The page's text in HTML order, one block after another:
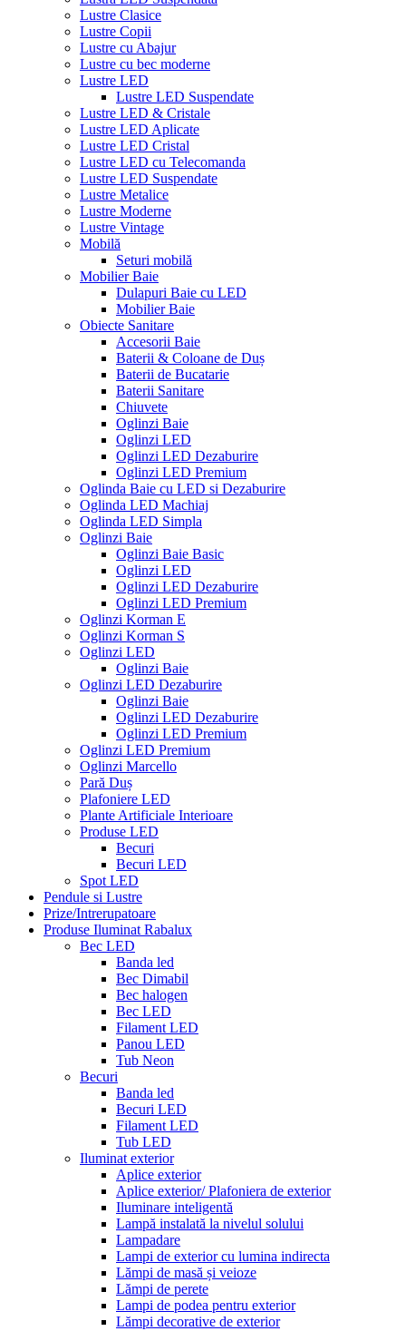
Lustre Clasice
Lustre Copii
Lustre cu Abajur
Lustre cu bec moderne
Lustre LED
Lustre LED Suspendate
Lustre LED & Cristale
Lustre LED Aplicate
Lustre LED Cristal
Lustre LED cu Telecomanda
Lustre LED Suspendate
Lustre Metalice
Lustre Moderne
Lustre Vintage
Mobilă
Seturi mobilă
Mobilier Baie
Dulapuri Baie cu LED
Mobilier Baie
Obiecte Sanitare
Accesorii Baie
Baterii & Coloane de Duș
Baterii de Bucatarie
Baterii Sanitare
Chiuvete
Oglinzi Baie
Oglinzi LED
Oglinzi LED Dezaburire
Oglinzi LED Premium
Oglinda Baie cu LED si Dezaburire
Oglinda LED Machiaj
Oglinda LED Simpla
Oglinzi Baie
Oglinzi Baie Basic
Oglinzi LED
Oglinzi LED Dezaburire
Oglinzi LED Premium
Oglinzi Korman E
Oglinzi Korman S
Oglinzi LED
Oglinzi Baie
Oglinzi LED Dezaburire
Oglinzi Baie
Oglinzi LED Dezaburire
Oglinzi LED Premium
Oglinzi LED Premium
Oglinzi Marcello
Pară Duș
Plafoniere LED
Plante Artificiale Interioare
Produse LED
Becuri
Becuri LED
Spot LED
Pendule si Lustre
Prize/Intrerupatoare
Produse Iluminat Rabalux
Bec LED
Banda led
Bec Dimabil
Bec halogen
Bec LED
Filament LED
Panou LED
Tub Neon
Becuri
Banda led
Becuri LED
Filament LED
Tub LED
Iluminat exterior
Aplice exterior
Aplice exterior/ Plafoniera de exterior
Iluminare inteligentă
Lampă instalată la nivelul solului
Lampadare
Lampi de exterior cu lumina indirecta
Lămpi de masă și veioze
Lămpi de perete
Lampi de podea pentru exterior
Lămpi decorative de exterior